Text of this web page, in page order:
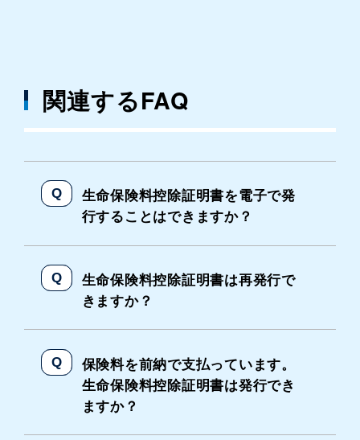
関連するFAQ
生命保険料控除証明書を電子で発
行することはできますか？
生命保険料控除証明書は再発行で
きますか？
保険料を前納で支払っています。
生命保険料控除証明書は発行でき
ますか？